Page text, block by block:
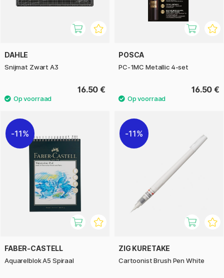
DAHLE
Snijmat Zwart A3
16.50 €
POSCA
PC-1MC Metallic 4-set
16.50 €
11%
FABER-CASTELL
Aquarelblok A5 Spiraal
11%
ZIG KURETAKE
Cartoonist Brush Pen White